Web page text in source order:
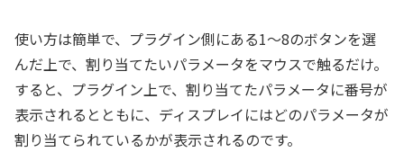
使い方は簡単で、プラグイン側にある1～8のボタンを選
んだ上で、割り当てたいパラメータをマウスで触るだけ。
すると、プラグイン上で、割り当てたパラメータに番号が
表示されるとともに、ディスプレイにはどのパラメータが
割り当てられているかが表示されるのです。